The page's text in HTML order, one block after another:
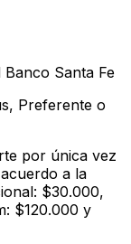
Santa Fe
Preferente o
por única vez
a la
$30.000,
$120.000 y